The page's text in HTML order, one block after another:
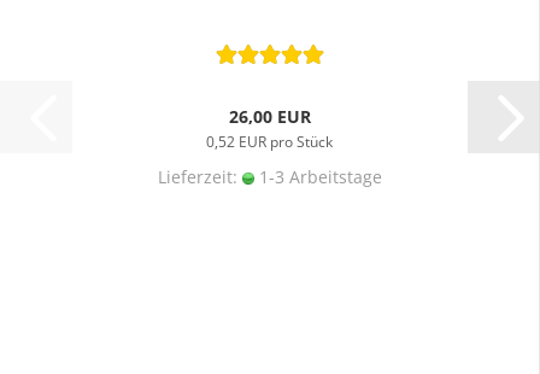
26,00 EUR
0,52 EUR pro Stück
Lieferzeit: 1-3 Arbeitstage